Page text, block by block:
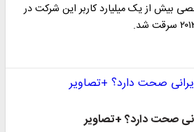
بیش از یک میلیارد کاربر این شرکت در
صحت دارد؟ +تصاویر